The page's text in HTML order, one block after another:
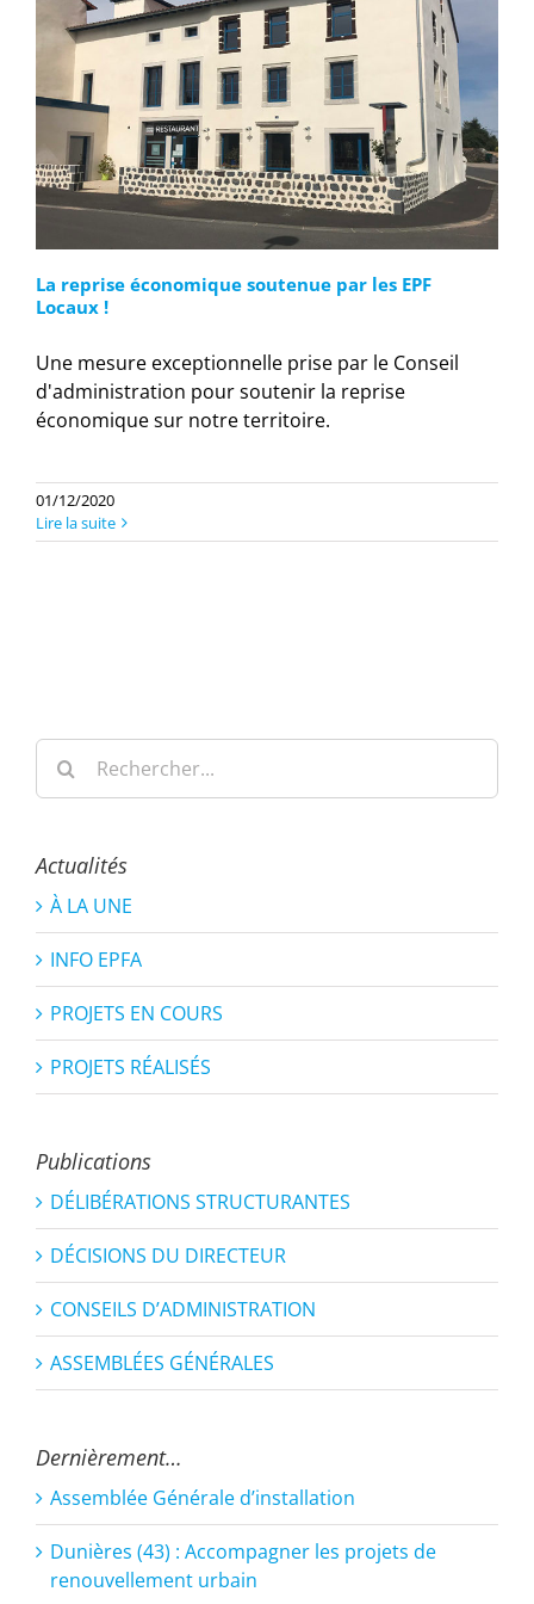
La reprise économique soutenue par les EPF
Locaux !
Une mesure exceptionnelle prise par le Conseil
d'administration pour soutenir la reprise
économique sur notre territoire.
01/12/2020
Lire la suite
Rechercher:
Actualités
À LA UNE
INFO EPFA
PROJETS EN COURS
PROJETS RÉALISÉS
Publications
DÉLIBÉRATIONS STRUCTURANTES
DÉCISIONS DU DIRECTEUR
CONSEILS D’ADMINISTRATION
ASSEMBLÉES GÉNÉRALES
Dernièrement…
Assemblée Générale d’installation
Dunières (43) : Accompagner les projets de
renouvellement urbain